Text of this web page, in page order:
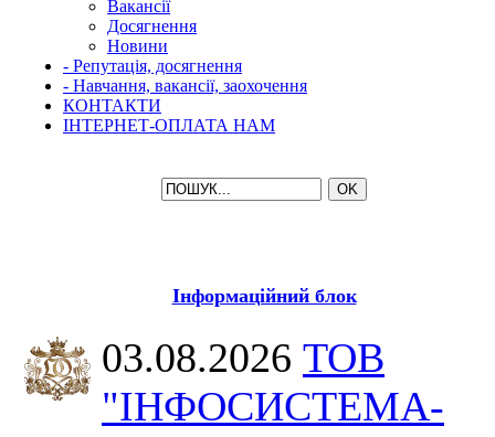
Вакансії
Досягнення
Новини
- Репутація, досягнення
- Навчання, вакансії, заохочення
КОНТАКТИ
ІНТЕРНЕТ-ОПЛАТА НАМ
Інформаційний блок
03.08.2026 ТОВ
"ІНФОСИСТЕМА-